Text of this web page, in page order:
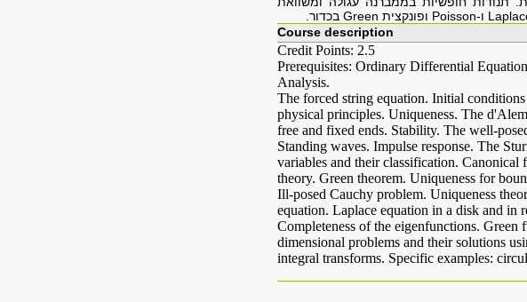
ו-Poisson ופונקצית Green בכדור.
Course description
Credit Points: 2.5
Prerequisites: Ordinary Differential
Analysis.
The forced string equation. Initial
physical principles. Uniqueness. The
free and fixed ends. Stability. The well-
Standing waves. Impulse response. The
variables and their classification. Canonical
theory. Green theorem. Uniqueness for
Ill-posed Cauchy problem. Uniqueness
equation. Laplace equation in a disk and
Completeness of the eigenfunctions.
dimensional problems and their solutions
integral transforms. Specific examples: